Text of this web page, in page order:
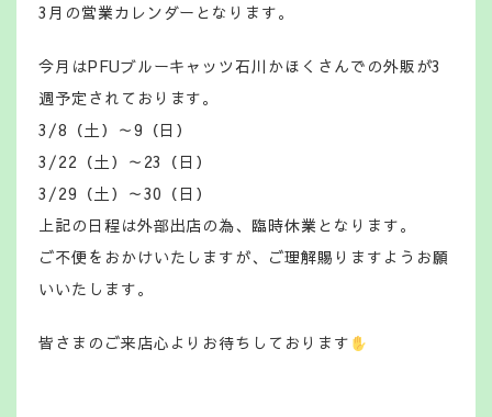
3月の営業カレンダーとなります。
今月はPFUブルーキャッツ石川かほくさんでの外販が3
週予定されております。
3/8（土）～9（日）
3/22（土）～23（日）
3/29（土）～30（日）
上記の日程は外部出店の為、臨時休業となります。
ご不便をおかけいたしますが、ご理解賜りますようお願
いいたします。
皆さまのご来店心よりお待ちしております